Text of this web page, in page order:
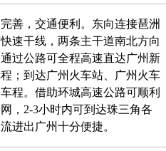
善，交通便利。东向连接琶洲
速干线，两条主干道南北方向
过公路可全程高速直达广州新
；到达广州火车站、广州火车
程。借助环城高速公路可顺利
，2-3小时内可到达珠三角各
进出广州十分便捷。